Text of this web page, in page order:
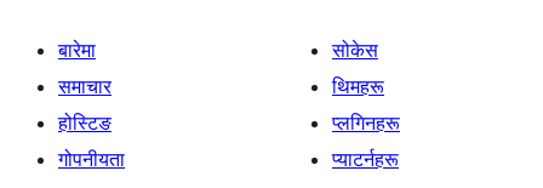
बारेमा
समाचार
होस्टिङ
गोपनीयता
सोकेस
थिमहरू
प्लगिनहरू
प्याटर्नहरू